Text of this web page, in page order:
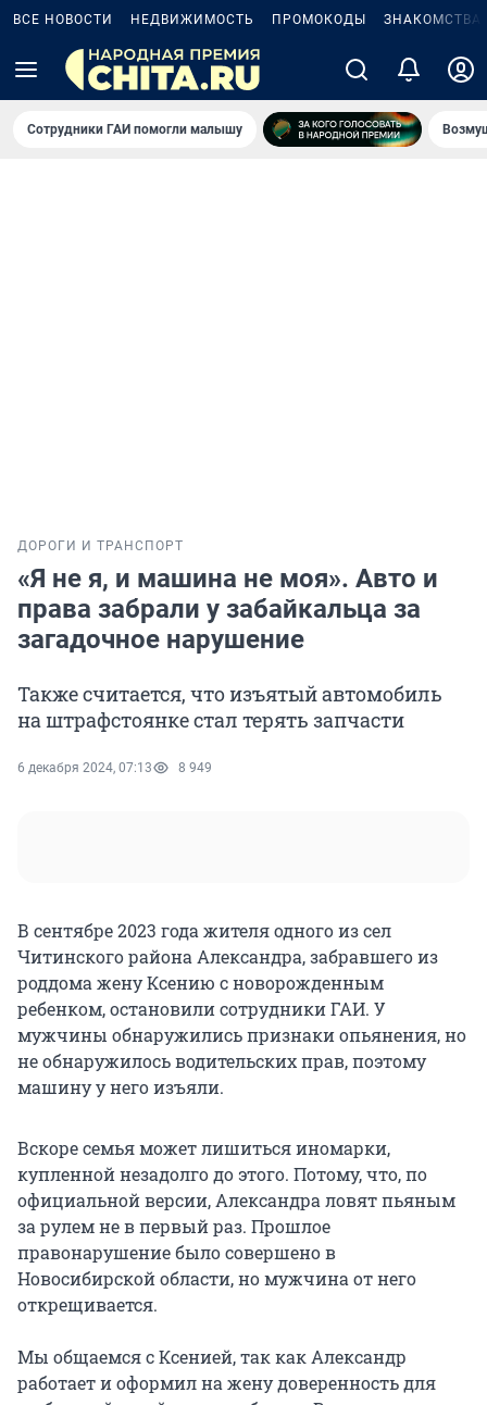
ВСЕ НОВОСТИ НЕДВИЖИМОСТЬ ПРОМОКОДЫ ЗНАКОМСТВА
Сотрудники ГАИ помогли малышу
ДОРОГИ И ТРАНСПОРТ
«Я не я, и машина не моя». Авто и
права забрали у забайкальца за
загадочное нарушение
Также считается, что изъятый автомобиль
на штрафстоянке стал терять запчасти
6 декабря 2024, 07:13 8 949
В сентябре 2023 года жителя одного из сел
Читинского района Александра, забравшего из
роддома жену Ксению с новорожденным
ребенком, остановили сотрудники ГАИ. У
мужчины обнаружились признаки опьянения, но
не обнаружилось водительских прав, поэтому
машину у него изъяли.
Вскоре семья может лишиться иномарки,
купленной незадолго до этого. Потому, что, по
официальной версии, Александра ловят пьяным
за рулем не в первый раз. Прошлое
правонарушение было совершено в
Новосибирской области, но мужчина от него
открещивается.
Мы общаемся с Ксенией, так как Александр
работает и оформил на жену доверенность для